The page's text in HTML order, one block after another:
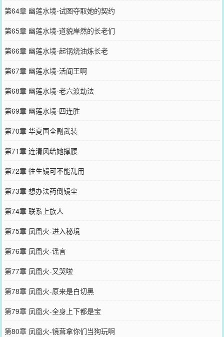
第64章 幽莲水境-试图夺取她的契约
第65章 幽莲水境-道貌岸然的长老们
第66章 幽莲水境-起锅烧油炼长老
第67章 幽莲水境-活阎王啊
第68章 幽莲水境-老六渡劫法
第69章 幽莲水境-四连胜
第70章 华夏国全副武装
第71章 连清风给她撑腰
第72章 往生镜可不能乱用
第73章 想办法药倒镜尘
第74章 联系上族人
第75章 凤凰火-进入秘境
第76章 凤凰火-谣言
第77章 凤凰火-又哭啦
第78章 凤凰火-原来是白切黑
第79章 凤凰火-全身上下都是宝
第80章 凤凰火-镜茸拿你们当狗玩啊